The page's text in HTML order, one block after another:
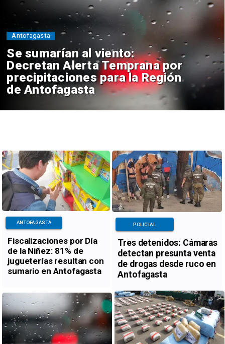
Se sumarían al viento:
Decretan Alerta Temprana por
precipitaciones para la Región
de Antofagasta
Antofagasta
Fiscalizaciones por Día
de la Niñez: 81% de
jugueterías resultan con
sumario en Antofagasta
ANTOFAGASTA
Tres detenidos: Cámaras
detectan presunta venta
de drogas desde ruco en
Antofagasta
POLICIAL